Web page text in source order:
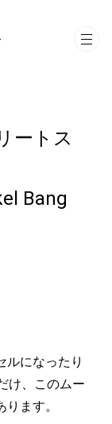
ートス
Bang
になったり
け、このムー
ます。